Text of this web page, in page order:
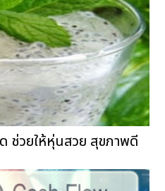
ช่วยให้หุ่นสวย สุขภาพดี